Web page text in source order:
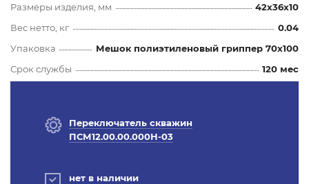
Размеры изделия, мм
42x36x10
Вес нетто, кг
0.04
Упаковка
Мешок полиэтиленовый гриппер 70х100
Срок службы
120 мес
Переключатель скважин
ПСМ12.00.00.000Н-03
нет в наличии